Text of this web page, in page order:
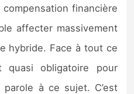
Switch 2
financière
affecter massivement
hybride. Face à tout ce
quasi obligatoire pour
à ce sujet. C’est